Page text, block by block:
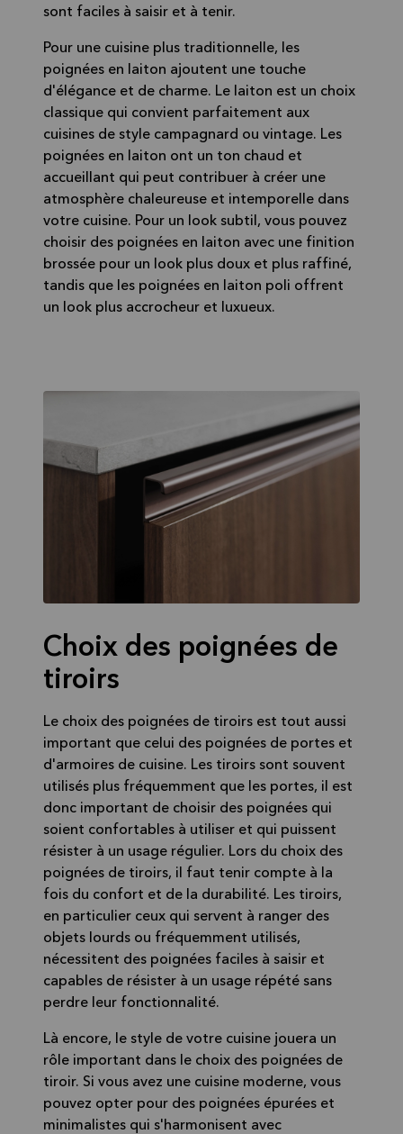
sont faciles à saisir et à tenir.
Pour une cuisine plus traditionnelle, les
poignées en laiton ajoutent une touche
d'élégance et de charme. Le laiton est un choix
classique qui convient parfaitement aux
cuisines de style campagnard ou vintage. Les
poignées en laiton ont un ton chaud et
accueillant qui peut contribuer à créer une
atmosphère chaleureuse et intemporelle dans
votre cuisine. Pour un look subtil, vous pouvez
choisir des poignées en laiton avec une finition
brossée pour un look plus doux et plus raffiné,
tandis que les poignées en laiton poli offrent
un look plus accrocheur et luxueux.
Choix des poignées de
tiroirs
Le choix des poignées de tiroirs est tout aussi
important que celui des poignées de portes et
d'armoires de cuisine. Les tiroirs sont souvent
utilisés plus fréquemment que les portes, il est
donc important de choisir des poignées qui
soient confortables à utiliser et qui puissent
résister à un usage régulier. Lors du choix des
poignées de tiroirs, il faut tenir compte à la
fois du confort et de la durabilité. Les tiroirs,
en particulier ceux qui servent à ranger des
objets lourds ou fréquemment utilisés,
nécessitent des poignées faciles à saisir et
capables de résister à un usage répété sans
perdre leur fonctionnalité.
Là encore, le style de votre cuisine jouera un
rôle important dans le choix des poignées de
tiroir. Si vous avez une cuisine moderne, vous
pouvez opter pour des poignées épurées et
minimalistes qui s'harmonisent avec